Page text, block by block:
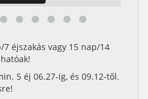
7 éjszakás vagy 15 nap/14
5 éj 06.27-ig, és 09.12-től.